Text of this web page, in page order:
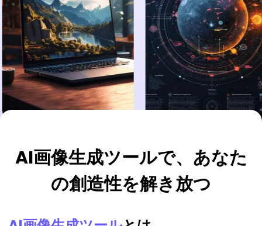
AI画像生成ツールで、あなた
の創造性を解き放つ